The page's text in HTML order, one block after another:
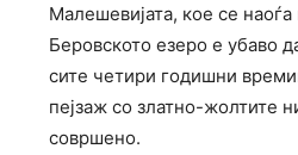
Малешевијата, кое се
Беровското езеро е убаво
сите четири годишни
пејзаж со златно-жолтите
совршено.